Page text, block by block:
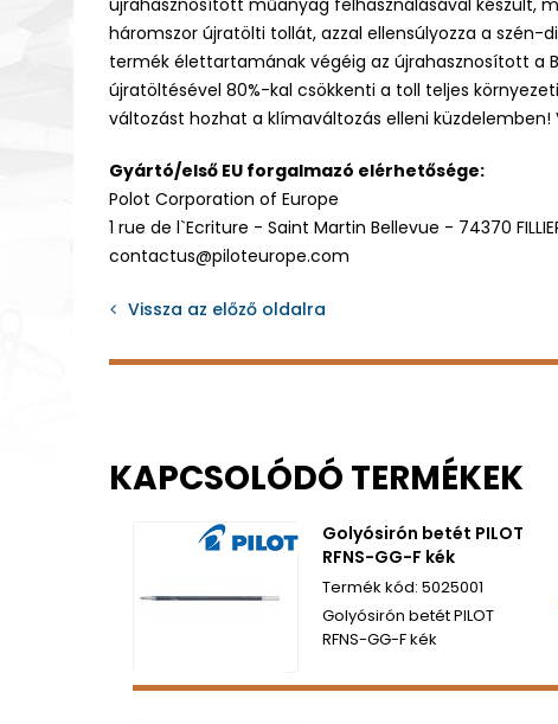
újrahasznosított műanyag felhasználásával készült,
háromszor újratölti tollát, azzal ellensúlyozza a szén-
termék élettartamának végéig az újrahasznosított a
újratöltésével 80%-kal csökkenti a toll teljes
változást hozhat a klímaváltozás elleni küzdelemben!
Gyártó/első EU forgalmazó elérhetősége:
Polot Corporation of Europe
1 rue de l`Ecriture - Saint Martin Bellevue - 74370
contactus@piloteurope.com
Vissza az előző oldalra
KAPCSOLÓDÓ TERMÉKEK
Golyósirón betét PILOT
RFNS-GG-F kék
5025001
Golyósirón betét PILOT
RFNS-GG-F kék